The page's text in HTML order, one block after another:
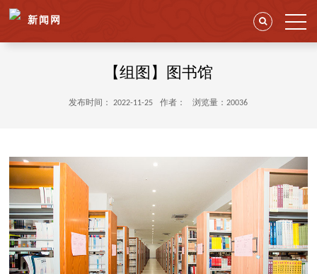
新闻网
【组图】图书馆
发布时间： 2022-11-25 作者： 浏览量：20036